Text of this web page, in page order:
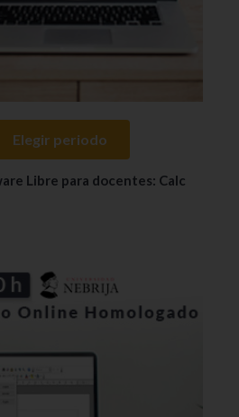
Elegir periodo
Libre para docentes: Calc